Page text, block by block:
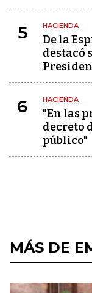
5 HACIENDA
De la
destacó
6 HACIENDA
"En las
decreto
público"
MÁS DE